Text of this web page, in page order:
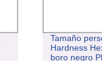
Tamaño
Hardness
boro negro